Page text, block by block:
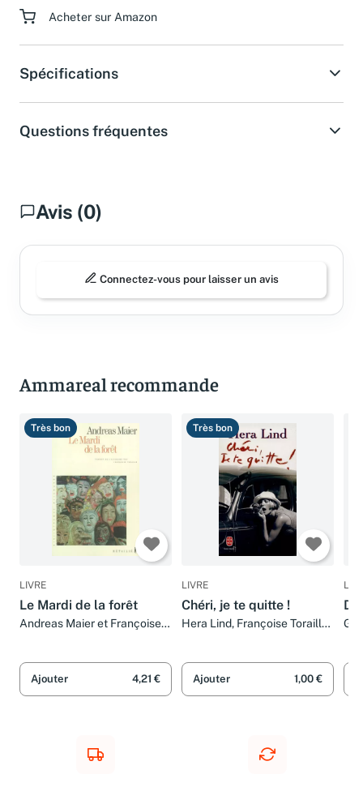
Acheter sur Amazon
Spécifications
Questions fréquentes
Avis (0)
Connectez-vous pour laisser un avis
Ammareal recommande
Très bon
LIVRE
Le Mardi de la forêt
Andreas Maier et Françoise
Ajouter 4,21 €
Très bon
LIVRE
Chéri, je te quitte !
Hera Lind, Françoise Toraille
Ajouter 1,00 €